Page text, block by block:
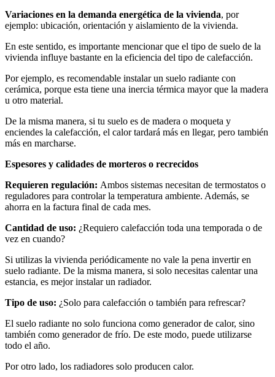
Variaciones en la demanda energética de la vivienda, por
ejemplo: ubicación, orientación y aislamiento de la vivienda.
En este sentido, es importante mencionar que el tipo de suelo de la
vivienda influye bastante en la eficiencia del tipo de calefacción.
Por ejemplo, es recomendable instalar un suelo radiante con
cerámica, porque esta tiene una inercia térmica mayor que la madera
u otro material.
De la misma manera, si tu suelo es de madera o moqueta y
enciendes la calefacción, el calor tardará más en llegar, pero también
más en marcharse.
Espesores y calidades de morteros o recrecidos
Requieren regulación: Ambos sistemas necesitan de termostatos o
reguladores para controlar la temperatura ambiente. Además, se
ahorra en la factura final de cada mes.
Cantidad de uso: ¿Requiero calefacción toda una temporada o de
vez en cuando?
Si utilizas la vivienda periódicamente no vale la pena invertir en
suelo radiante. De la misma manera, si solo necesitas calentar una
estancia, es mejor instalar un radiador.
Tipo de uso: ¿Solo para calefacción o también para refrescar?
El suelo radiante no solo funciona como generador de calor, sino
también como generador de frío. De este modo, puede utilizarse
todo el año.
Por otro lado, los radiadores solo producen calor.